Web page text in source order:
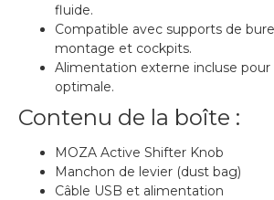
fluide.
Compatible avec supports de
montage et cockpits.
Alimentation externe incluse
optimale.
Contenu de la boîte :
MOZA Active Shifter Knob
Manchon de levier (dust bag)
Câble USB et alimentation